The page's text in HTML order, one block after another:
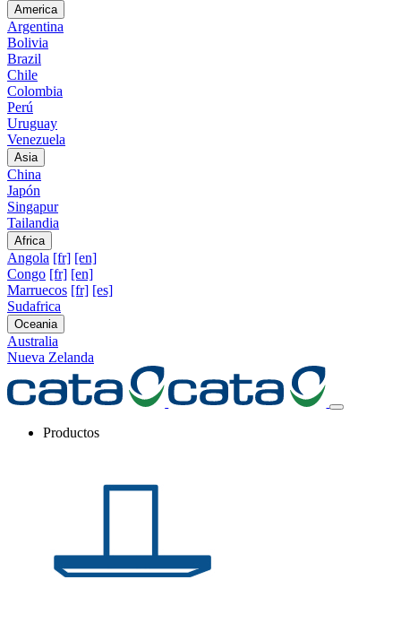
America
Argentina
Bolivia
Brazil
Chile
Colombia
Perú
Uruguay
Venezuela
Asia
China
Japón
Singapur
Tailandia
Africa
Angola [fr] [en]
Congo [fr] [en]
Marruecos [fr] [es]
Sudafrica
Oceania
Australia
Nueva Zelanda
Productos